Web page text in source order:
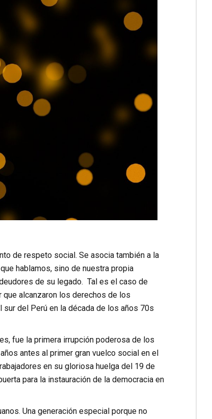
de respeto social. Se asocia también a la
hablamos, sino de nuestra propia
de su legado. Tal es el caso de
alcanzaron los derechos de los
del Perú en la década de los años 70s
fue la primera irrupción poderosa de los
antes al primer gran vuelco social en el
en su gloriosa huelga del 19 de
para la instauración de la democracia en
Una generación especial porque no